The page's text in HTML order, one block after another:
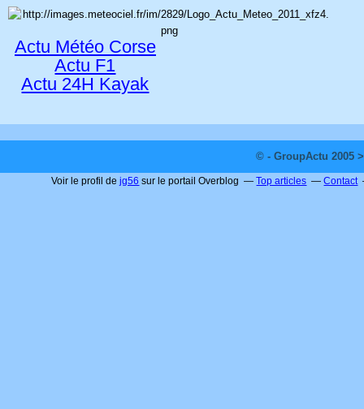
Actu Météo Corse
Actu F1
Actu 24H Kayak
© - GroupActu 2005
Voir le profil dejg56 sur le portail Overblog Top articles Contact